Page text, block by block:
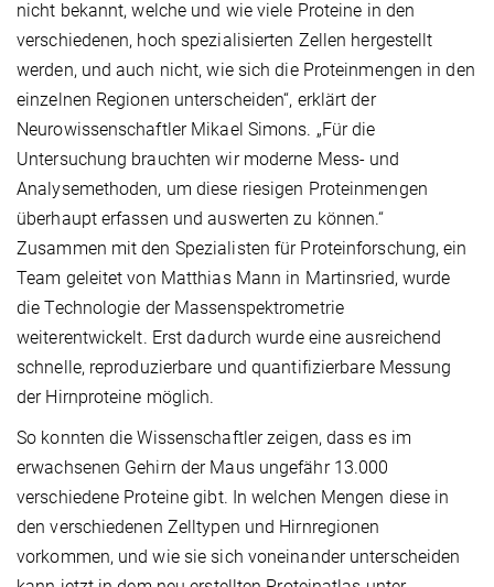
nicht bekannt, welche und wie viele Proteine in den
verschiedenen, hoch spezialisierten Zellen hergestellt
werden, und auch nicht, wie sich die Proteinmengen in den
einzelnen Regionen unterscheiden“, erklärt der
Neurowissenschaftler Mikael Simons. „Für die
Untersuchung brauchten wir moderne Mess- und
Analysemethoden, um diese riesigen Proteinmengen
überhaupt erfassen und auswerten zu können.“
Zusammen mit den Spezialisten für Proteinforschung, ein
Team geleitet von Matthias Mann in Martinsried, wurde
die Technologie der Massenspektrometrie
weiterentwickelt. Erst dadurch wurde eine ausreichend
schnelle, reproduzierbare und quantifizierbare Messung
der Hirnproteine möglich.
So konnten die Wissenschaftler zeigen, dass es im
erwachsenen Gehirn der Maus ungefähr 13.000
verschiedene Proteine gibt. In welchen Mengen diese in
den verschiedenen Zelltypen und Hirnregionen
vorkommen, und wie sie sich voneinander unterscheiden